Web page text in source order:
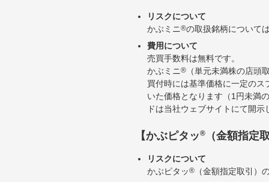
リスクについて
かぶミニ®の取扱銘柄について
費用について
売買手数料は無料です。
かぶミニ®
（単元未満株の店頭
買付時には基準価格に一定の
いた価格となります（1円未満
ドは当社ウェブサイトにて開
【かぶピタッ® （金額指定
リスクについて
かぶピタッ®
（金額指定取引）